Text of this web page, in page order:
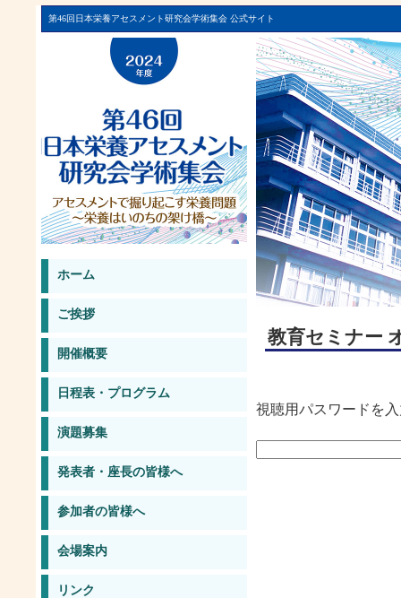
第46回日本栄養アセスメント研究会学術集会 公式サイト
ホーム
ご挨拶
開催概要
日程表・プログラム
演題募集
発表者・座長の皆様へ
参加者の皆様へ
会場案内
リンク
教育セミナー
視聴用パスワードを